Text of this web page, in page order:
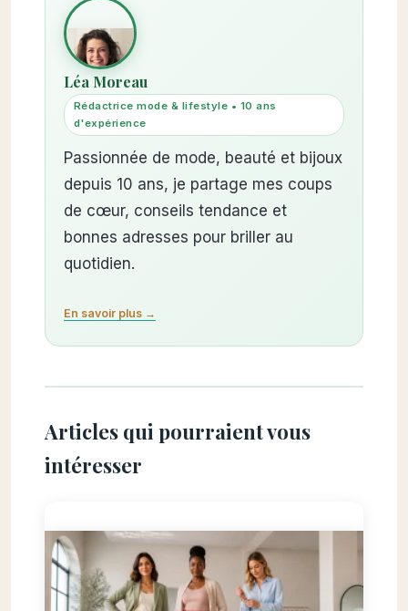
Léa Moreau
Rédactrice mode & lifestyle • 10 ans
d'expérience
Passionnée de mode, beauté et bijoux
depuis 10 ans, je partage mes coups
de cœur, conseils tendance et
bonnes adresses pour briller au
quotidien.
En savoir plus →
Articles qui pourraient vous
intéresser